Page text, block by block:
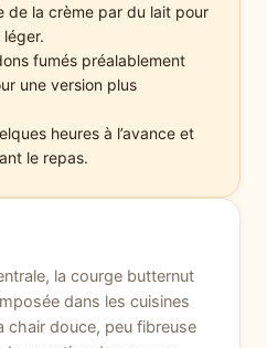
de la crème par du lait pour
fumés préalablement
une version plus
heures à l’avance et
le repas.
la courge butternut
dans les cuisines
chair douce, peu fibreuse